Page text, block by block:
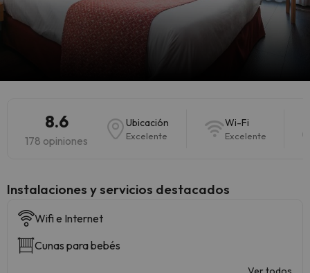
8.6
178 opiniones
Ubicación
Excelente
Wi-Fi
Excelente
Instalaciones y servicios destacados
Wifi e Internet
Cunas para bebés